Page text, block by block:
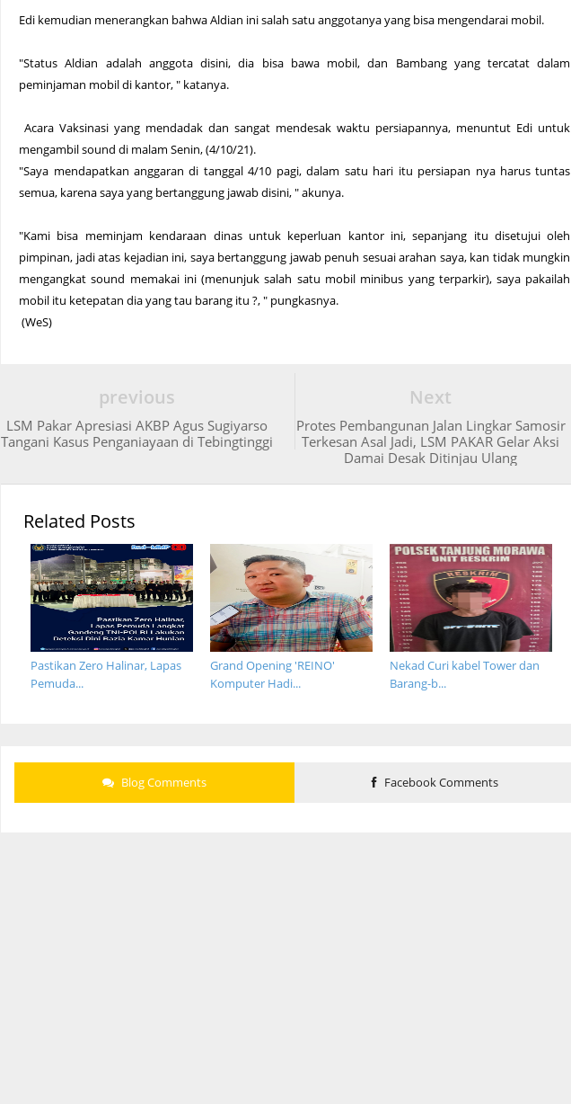
Edi kemudian menerangkan bahwa Aldian ini salah satu anggotanya yang bisa mengendarai mobil.
"Status Aldian adalah anggota disini, dia bisa bawa mobil, dan Bambang yang tercatat dalam
peminjaman mobil di kantor, " katanya.
Acara Vaksinasi yang mendadak dan sangat mendesak waktu persiapannya, menuntut Edi untuk
mengambil sound di malam Senin, (4/10/21).
"Saya mendapatkan anggaran di tanggal 4/10 pagi, dalam satu hari itu persiapan nya harus tuntas
semua, karena saya yang bertanggung jawab disini, " akunya.
"Kami bisa meminjam kendaraan dinas untuk keperluan kantor ini, sepanjang itu disetujui oleh
pimpinan, jadi atas kejadian ini, saya bertanggung jawab penuh sesuai arahan saya, kan tidak mungkin
mengangkat sound memakai ini (menunjuk salah satu mobil minibus yang terparkir), saya pakailah
mobil itu ketepatan dia yang tau barang itu ?, " pungkasnya.
(WeS)
Next
Protes Pembangunan Jalan Lingkar Samosir
Terkesan Asal Jadi, LSM PAKAR Gelar Aksi
Damai Desak Ditinjau Ulang
previous
LSM Pakar Apresiasi AKBP Agus Sugiyarso
Tangani Kasus Penganiayaan di Tebingtinggi
Related Posts
Nekad Curi kabel Tower dan
Barang-b...
Grand Opening 'REINO'
Komputer Hadi...
Pastikan Zero Halinar, Lapas
Pemuda...
Blog Comments Facebook Comments